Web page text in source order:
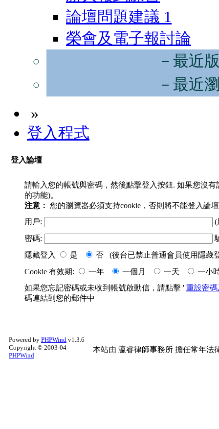
論壇問題建議 1
榮會及電子報討論
－最近
－最近
»
登入程式
登入論壇
請輸入您的帳號與密碼，然後點擊登入按鈕. 如果您沒
的功能)。
注意： 您的瀏覽器必須支持cookie，否則將不能登入論
用戶:
(
密碼:
隱藏登入
是
否 (後台已禁止普通會員使用隱藏
Cookie 有效期:
一年 一個月 一天
一小
如果您忘記密碼或未收到帳號啟動信，請點擊 ' 重設密
碼連結到您的郵件中
Powered by PHPWind v1.3.6
Copyright © 2003-04
PHPWind
本站由 瀛睿律師事務所 擔任常年法